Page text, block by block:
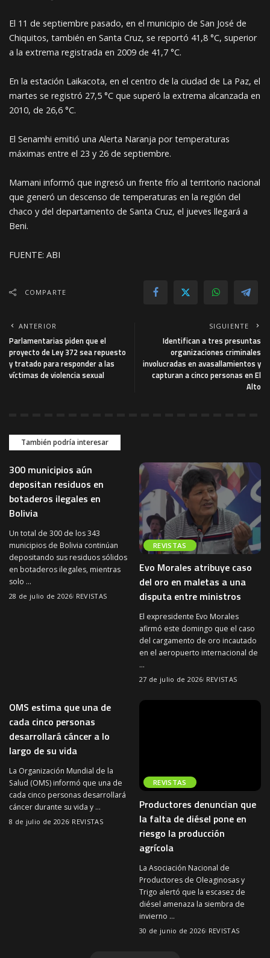
El 11 de septiembre pasado, en el municipio de San José de
Chiquitos, también en Santa Cruz, se reportó 41,8 °C, superior
a la extrema registrada en 2009 de 41,7 °C.
En la estación Laikacota, en el centro de la ciudad de La Paz, el
martes se registró 27,5 °C que superó la extrema alcanzada en
2010, de 26,6 °C.
El Senamhi emitió una Alerta Naranja por temperaturas
máximas entre el 23 y 26 de septiembre.
Mamani informó que ingresó un frente frío al territorio nacional
que generó un descenso de temperaturas en la región del
chaco y del departamento de Santa Cruz, el jueves llegará a
Beni.
FUENTE: ABI
COMPARTE
ANTERIOR
Parlamentarias piden que el
proyecto de Ley 372 sea repuesto
y tratado para responder a las
víctimas de violencia sexual
SIGUIENTE
Identifican a tres presuntas
organizaciones criminales
involucradas en avasallamientos y
capturan a cinco personas en El
Alto
También podría interesar
300 municipios aún
depositan residuos en
botaderos ilegales en
Bolivia
Un total de 300 de los 343
municipios de Bolivia continúan
depositando sus residuos sólidos
en botaderos ilegales, mientras
solo ...
28 de julio de 2026 REVISTAS
REVISTAS
Evo Morales atribuye caso
del oro en maletas a una
disputa entre ministros
El expresidente Evo Morales
afirmó este domingo que el caso
del cargamento de oro incautado
en el aeropuerto internacional de
...
27 de julio de 2026 REVISTAS
OMS estima que una de
cada cinco personas
desarrollará cáncer a lo
largo de su vida
La Organización Mundial de la
Salud (OMS) informó que una de
cada cinco personas desarrollará
cáncer durante su vida y ...
8 de julio de 2026 REVISTAS
REVISTAS
Productores denuncian que
la falta de diésel pone en
riesgo la producción
agrícola
La Asociación Nacional de
Productores de Oleaginosas y
Trigo alertó que la escasez de
diésel amenaza la siembra de
invierno ...
30 de junio de 2026 REVISTAS